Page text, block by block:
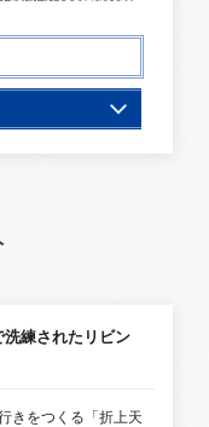
14号棟
18号棟
練されたリビン
きをつくる「折上天